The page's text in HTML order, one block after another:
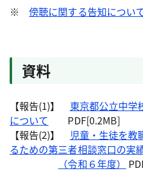
※傍聴に関する告知につい
資料
【報告(1)】 東京都公立中学
について PDF[0.2MB]
【報告(2)】 児童・生徒を教
るための第三者相談窓口の実
（令和６年度）